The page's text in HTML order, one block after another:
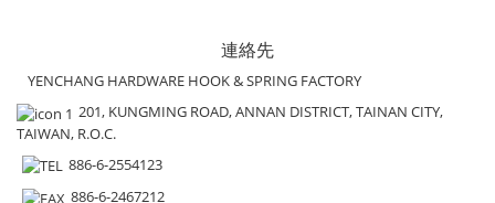
連絡先
YENCHANG HARDWARE HOOK & SPRING FACTORY
201, KUNGMING ROAD, ANNAN DISTRICT, TAINAN CITY,
TAIWAN, R.O.C.
886-6-2554123
886-6-2467212